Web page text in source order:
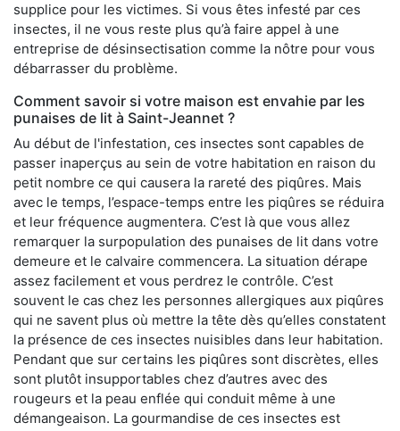
supplice pour les victimes. Si vous êtes infesté par ces
insectes, il ne vous reste plus qu’à faire appel à une
entreprise de désinsectisation comme la nôtre pour vous
débarrasser du problème.
Comment savoir si votre maison est envahie par les
punaises de lit à Saint-Jeannet ?
Au début de l'infestation, ces insectes sont capables de
passer inaperçus au sein de votre habitation en raison du
petit nombre ce qui causera la rareté des piqûres. Mais
avec le temps, l’espace-temps entre les piqûres se réduira
et leur fréquence augmentera. C’est là que vous allez
remarquer la surpopulation des punaises de lit dans votre
demeure et le calvaire commencera. La situation dérape
assez facilement et vous perdrez le contrôle. C’est
souvent le cas chez les personnes allergiques aux piqûres
qui ne savent plus où mettre la tête dès qu’elles constatent
la présence de ces insectes nuisibles dans leur habitation.
Pendant que sur certains les piqûres sont discrètes, elles
sont plutôt insupportables chez d’autres avec des
rougeurs et la peau enflée qui conduit même à une
démangeaison. La gourmandise de ces insectes est